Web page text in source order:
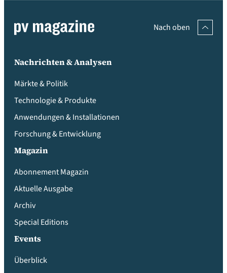
Nach oben
Nachrichten & Analysen
Märkte & Politik
Technologie & Produkte
Anwendungen & Installationen
Forschung & Entwicklung
Magazin
Abonnement Magazin
Aktuelle Ausgabe
Archiv
Special Editions
Events
Überblick